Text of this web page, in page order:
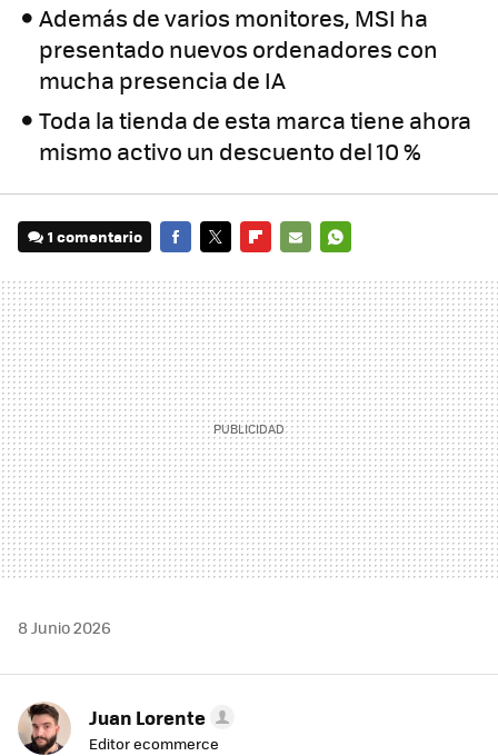
Además de varios monitores, MSI ha
presentado nuevos ordenadores con
mucha presencia de IA
Toda la tienda de esta marca tiene ahora
mismo activo un descuento del 10 %
1 comentario
MAIL
8 Junio 2026
Juan Lorente
Editor ecommerce